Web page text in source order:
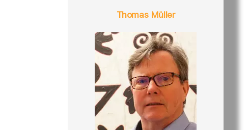
Thomas Müller